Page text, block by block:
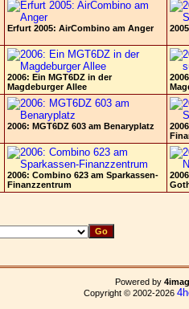
Erfurt 2005: AirCombino am Anger
2006: Ein MGT6DZ in der
Magdeburger Allee
2006: MGT6DZ 603 am Benaryplatz
2006: Combino 623 am Sparkassen-
Finanzzentrum
Powered by
Copyright © 2002-2026